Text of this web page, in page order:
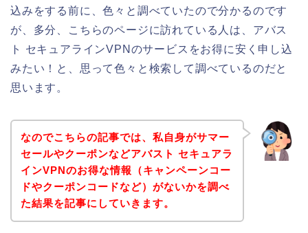
込みをする前に、色々と調べていたので分かるのです
が、多分、こちらのページに訪れている人は、アバス
ト セキュアラインVPNのサービスをお得に安く申し込
みたい！と、思って色々と検索して調べているのだと
思います。
なのでこちらの記事では、私自身がサマー
セールやクーポンなどアバスト セキュアラ
インVPNのお得な情報（キャンペーンコー
ドやクーポンコードなど）がないかを調べ
た結果を記事にしていきます。